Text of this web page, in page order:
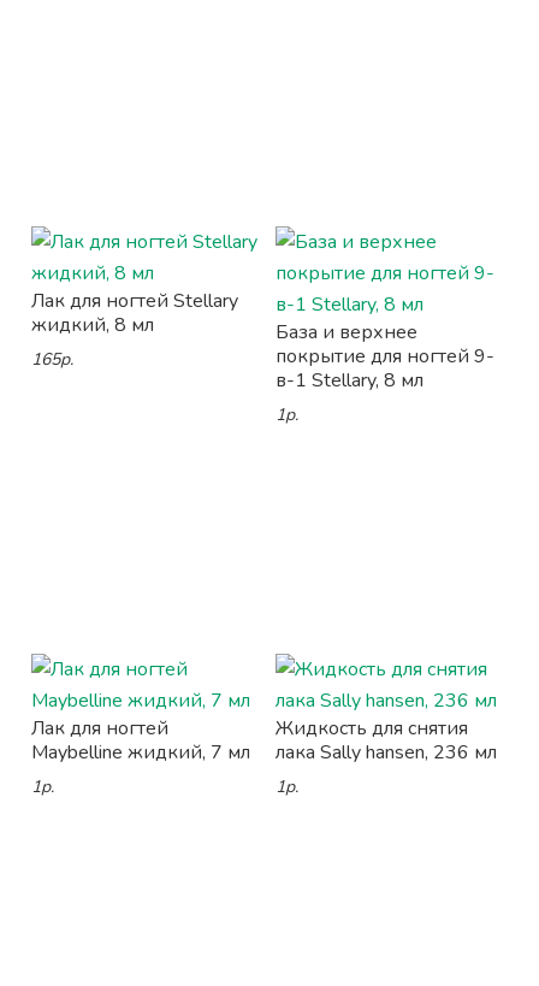
Лак для ногтей Stellary
жидкий, 8 мл
165р.
База и верхнее
покрытие для ногтей 9-
в-1 Stellary, 8 мл
1р.
Лак для ногтей
Maybelline жидкий, 7 мл
1р.
Жидкость для снятия
лака Sally hansen, 236 мл
1р.